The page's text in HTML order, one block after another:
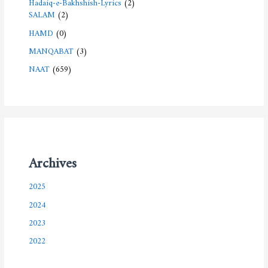
SALAM(2)
HAMD(0)
MANQABAT(3)
NAAT(659)
Archives
2025
2024
2023
2022